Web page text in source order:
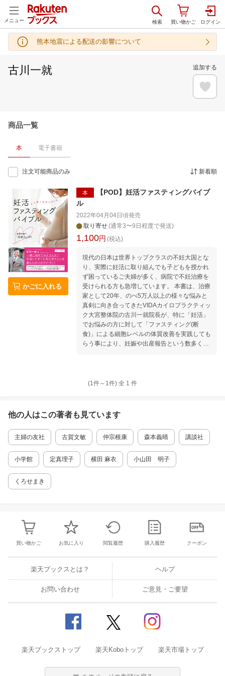
メニュー
熊本地震による配送の影響について
古川一就 追加する
商品一覧
本 電子書籍
注文可能商品のみ 新着順
かごに入れる
本
【POD】妊活ファスティングバイブ
ル
2022年04月04日頃発売
取り寄せ(通常3〜9日程度で発送)
1,100円 (税込)
現代の日本は世界トップクラスの不妊大国とな
り、実際に妊活に取り組んでも子どもを授かれ
ず困っているご夫婦が多く、病院で不妊治療を
受けられる方も急増しています。 本書は、治療
家として20年、のべ5万人以上の様々な悩みと
真剣に向き合ってきたVIDAカイロプラクティッ
ク大宮整体院の古川一就院長が、特に「妊活」
でお悩みの方に対して「ファスティング(断
食)」による細胞レベルの体質改善を実践しても
らう事により、妊娠や出産報告という数多くの
する事によって「妊娠しやすく元気な赤ちゃん
妊活でお悩みではありませんか？ CHAPTER1
【妊娠しやすい身体に導くために】 ◆昨今の妊
活事情について ・不妊に悩む人が増加傾向に
・若々しく健康な卵巣と子宮を維持する ・子育
活のカタチとは ・妊活を可視化する 《CASE S
TUDY》 ＜case1＞子宮筋腫あり、流産2回。で
ングが身体と妊活に与えるパワー】 ◆ファステ
ィング、正しい定義 ・ファスティングとは ・
現代におけるファスティングの目的 ・ミネラル
・具体的な効果について ◆VIDA式ミネラルファ
スティング、正しいやり方 1.ステップ ─ ファス
ティングの全体像を掴む ─ 2.チェック ─ 自分の
身体について知る ─ 3.ポイント ─ それぞれの期
ィング、1日の流れ ─ ・酵素ドリンクの重要性
と選び方 ・ファスティングの注意点 ・「VID
PTER3 【「美しく整える」ためのファスティ
を引き出す効果 ◆みるみるきれいにヤセていく
(1件～ 1件) 全 1 件
他の人はこの著者も見ています
主婦の友社 古賀文敏 仲宗根康 森本義晴 講談社
小学館 定真理子 横田 麻衣 小山田 明子
くろせまき
買い物かご お気に入り 閲覧履歴 購入履歴 クーポン
楽天ブックスとは？ ヘルプ
お問い合わせ ご意見・ご要望
楽天ブックストップ 楽天Koboトップ 楽天市場トップ